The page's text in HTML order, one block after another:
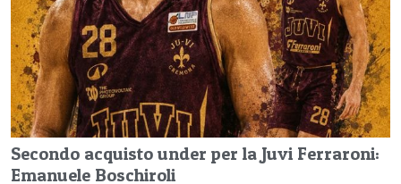
Secondo acquisto under per la Juvi Ferraroni:
Emanuele Boschiroli